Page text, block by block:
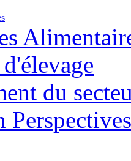
du
Perspectives